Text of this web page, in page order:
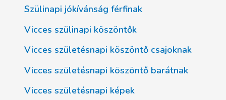
Szülinapi jókívánság férfinak
Vicces szülinapi köszöntők
Vicces születésnapi köszöntő csajoknak
Vicces születésnapi köszöntő barátnak
Vicces születésnapi képek